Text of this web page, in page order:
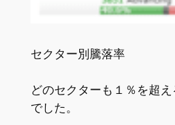
セクター別騰落率
どのセクターも１％を超
でした。